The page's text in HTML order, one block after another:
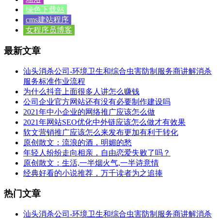
绿色下载站
cms建站程序
女程序员博客
最新文章
汕头消杀公司-环境卫生和综合虫害防制服务商讲解消杀
服务标准作业流程
为什么抖音上面很多人讲怎么赚钱
公司企业官方网站还有没有必要制作建设吗
2021年中小企业的网络推广应该怎么做
2021年网站SEO优化中外链应该怎么做才有效果
软文营销推广应该怎么来发布更加有利于转化
原创散文：流浪的酒，明媚的愁
年轻人纷纷走向相亲，自由恋爱失败了吗？
原创散文：生活,一半烟火气,一半诗意情
经典好看的小说推荐，万千读者为之追捧
热门文章
汕头消杀公司-环境卫生和综合虫害防制服务商讲解消杀